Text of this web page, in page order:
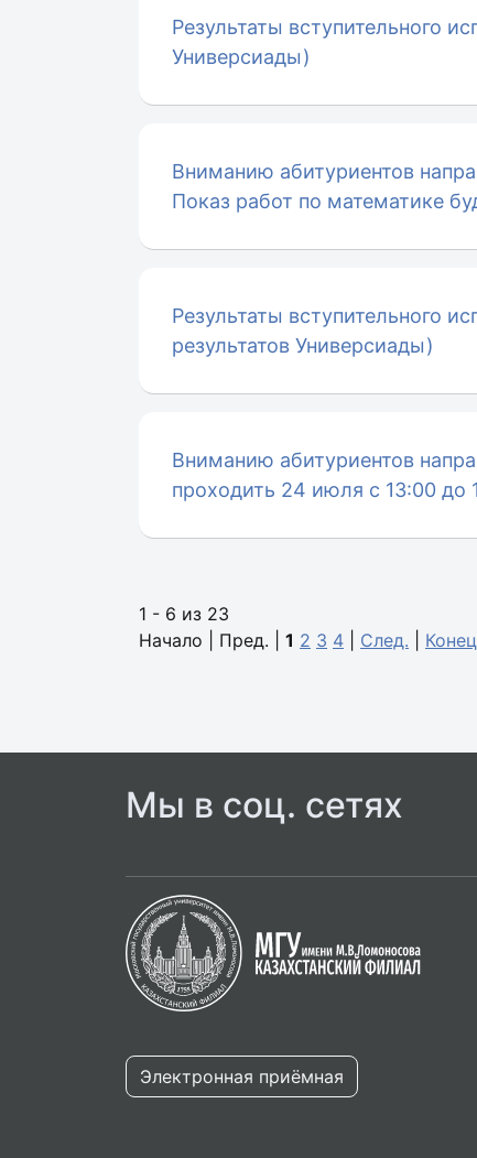
Результаты вступительного
Универсиады)
Вниманию абитуриентов
Показ работ по математике
Результаты вступительного
результатов Универсиады)
Вниманию абитуриентов
проходить 24 июля с 13:00 до
1 - 6 из 23
Начало | Пред. | 1 2 3 4 След. Конец
Мы в соц. сетях
Электронная приёмная